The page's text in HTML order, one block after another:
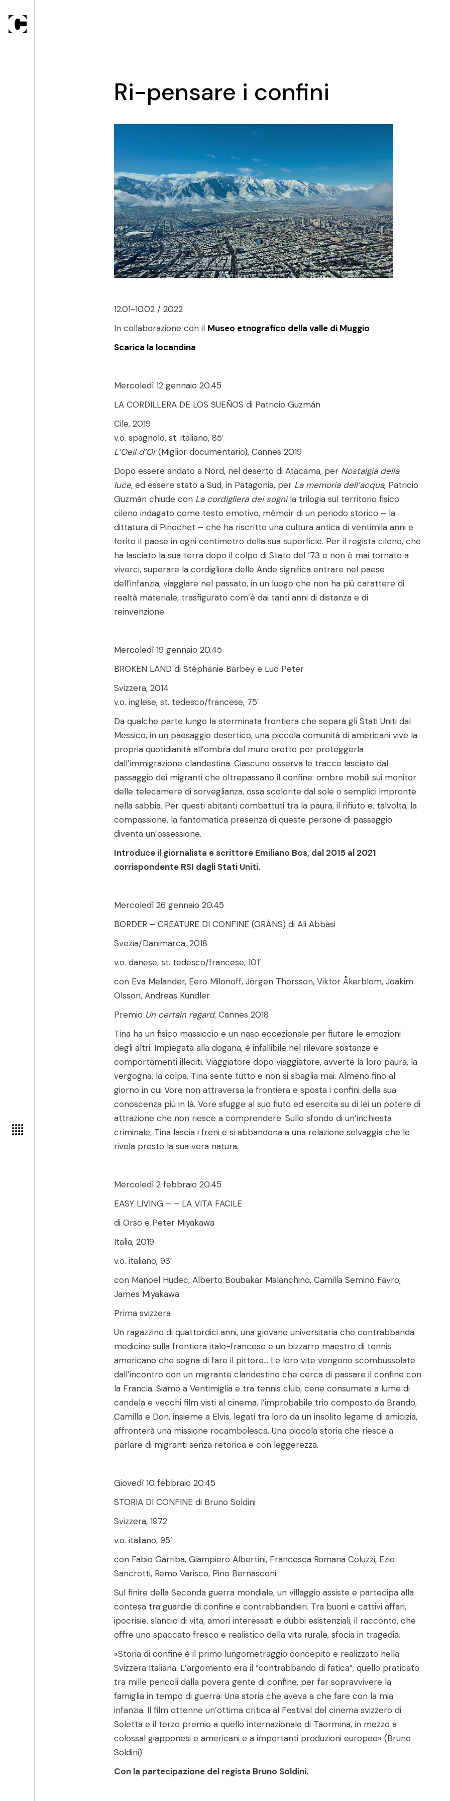
Ri-pensare i confini
12.01-10.02 / 2022
In collaborazione con il Museo etnografico della valle di Muggio
Scarica la locandina
Mercoledì 12 gennaio 20.45
LA CORDILLERA DE LOS SUEÑOS di Patricio Guzmán
Cile, 2019
v.o. spagnolo, st. italiano, 85′
L’Oeil d’Or(Miglior documentario), Cannes 2019
Dopo essere andato a Nord, nel deserto di Atacama, per Nostalgia della
luce, ed essere stato a Sud, in Patagonia, per La memoria dell’acqua, Patricio
Guzmán chiude con La cordigliera dei sognila trilogia sul territorio fisico
cileno indagato come testo emotivo, mémoir di un periodo storico – la
dittatura di Pinochet – che ha riscritto una cultura antica di ventimila anni e
ferito il paese in ogni centimetro della sua superficie. Per il regista cileno, che
ha lasciato la sua terra dopo il colpo di Stato del ‘73 e non è mai tornato a
viverci, superare la cordigliera delle Ande significa entrare nel paese
dell’infanzia, viaggiare nel passato, in un luogo che non ha più carattere di
realtà materiale, trasfigurato com’è dai tanti anni di distanza e di
reinvenzione.
Mercoledì 19 gennaio 20.45
BROKEN LAND di Stéphanie Barbey e Luc Peter
Svizzera, 2014
v.o. inglese, st. tedesco/francese, 75′
Da qualche parte lungo la sterminata frontiera che separa gli Stati Uniti dal
Messico, in un paesaggio desertico, una piccola comunità di americani vive la
propria quotidianità all’ombra del muro eretto per proteggerla
dall’immigrazione clandestina. Ciascuno osserva le tracce lasciate dal
passaggio dei migranti che oltrepassano il confine: ombre mobili sui monitor
delle telecamere di sorveglianza, ossa scolorite dal sole o semplici impronte
nella sabbia. Per questi abitanti combattuti tra la paura, il rifiuto e, talvolta, la
compassione, la fantomatica presenza di queste persone di passaggio
diventa un’ossessione.
Introduce il giornalista e scrittore Emiliano Bos, dal 2015 al 2021
corrispondente RSI dagli Stati Uniti.
Mercoledì 26 gennaio 20.45
BORDER – CREATURE DI CONFINE (GRÄNS) di Ali Abbasi
Svezia/Danimarca, 2018
v.o. danese, st. tedesco/francese, 101′
con Eva Melander, Eero Milonoff, Jörgen Thorsson, Viktor Åkerblom, Joakim
Olsson, Andreas Kundler
Premio Un certain regard, Cannes 2018
Tina ha un fisico massiccio e un naso eccezionale per fiutare le emozioni
degli altri. Impiegata alla dogana, è infallibile nel rilevare sostanze e
comportamenti illeciti. Viaggiatore dopo viaggiatore, avverte la loro paura, la
vergogna, la colpa. Tina sente tutto e non si sbaglia mai. Almeno fino al
giorno in cui Vore non attraversa la frontiera e sposta i confini della sua
conoscenza più in là. Vore sfugge al suo fiuto ed esercita su di lei un potere di
attrazione che non riesce a comprendere. Sullo sfondo di un’inchiesta
criminale, Tina lascia i freni e si abbandona a una relazione selvaggia che le
rivela presto la sua vera natura.
Mercoledì 2 febbraio 20.45
EASY LIVING – – LA VITA FACILE
di Orso e Peter Miyakawa
Italia, 2019
v.o. italiano, 93′
con Manoel Hudec, Alberto Boubakar Malanchino, Camilla Semino Favro,
James Miyakawa
Prima svizzera
Un ragazzino di quattordici anni, una giovane universitaria che contrabbanda
medicine sulla frontiera italo-francese e un bizzarro maestro di tennis
americano che sogna di fare il pittore… Le loro vite vengono scombussolate
dall’incontro con un migrante clandestino che cerca di passare il confine con
la Francia. Siamo a Ventimiglia e tra tennis club, cene consumate a lume di
candela e vecchi film visti al cinema, l’improbabile trio composto da Brando,
Camilla e Don, insieme a Elvis, legati tra loro da un insolito legame di amicizia,
affronterà una missione rocambolesca. Una piccola storia che riesce a
parlare di migranti senza retorica e con leggerezza.
Giovedì 10 febbraio 20.45
STORIA DI CONFINE di Bruno Soldini
Svizzera, 1972
v.o. italiano, 95′
con Fabio Garriba, Giampiero Albertini, Francesca Romana Coluzzi, Ezio
Sancrotti, Remo Varisco, Pino Bernasconi
Sul finire della Seconda guerra mondiale, un villaggio assiste e partecipa alla
contesa tra guardie di confine e contrabbandieri. Tra buoni e cattivi affari,
ipocrisie, slancio di vita, amori interessati e dubbi esistenziali, il racconto, che
offre uno spaccato fresco e realistico della vita rurale, sfocia in tragedia.
«Storia di confine è il primo lungometraggio concepito e realizzato nella
Svizzera Italiana. L’argomento era il “contrabbando di fatica”, quello praticato
tra mille pericoli dalla povera gente di confine, per far sopravvivere la
famiglia in tempo di guerra. Una storia che aveva a che fare con la mia
infanzia. Il film ottenne un’ottima critica al Festival del cinema svizzero di
Soletta e il terzo premio a quello internazionale di Taormina, in mezzo a
colossal giapponesi e americani e a importanti produzioni europee» (Bruno
Soldini)
Con la partecipazione del regista Bruno Soldini.
Prev project